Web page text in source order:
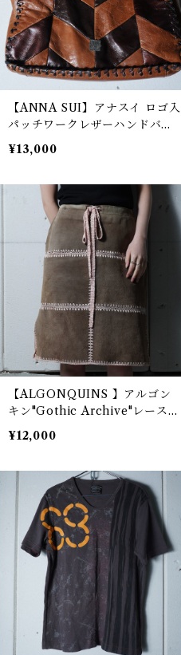
【ANNA SUI】アナスイ ロゴ入
パッチワークレザーハンドバッ
グ brown
¥13,000
【ALGONQUINS 】アルゴン
キン"Gothic Archive"レースス
テッチスエードピッグレザース
カート brown
¥12,000